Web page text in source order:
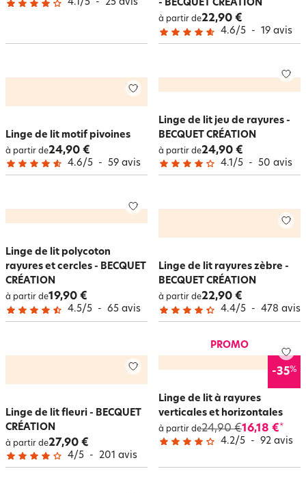
4.1/5 - 25 avis - BECQUET CRÉATION
à partir de22,90 €
4.6/5 - 19 avis
Linge de lit motif pivoines
à partir de24,90 €
4.6/5 - 59 avis
Linge de lit jeu de rayures -
BECQUET CRÉATION
à partir de24,90 €
4.1 /5 - 50 avis
Linge de lit polycoton
rayures et cercles - BECQUET
CRÉATION
à partir de19,90 €
4.5/5 - 65 avis
Linge de lit rayures zèbre -
BECQUET CRÉATION
à partir de22,90 €
4.4/5 - 478 avis
Linge de lit fleuri - BECQUET
CRÉATION
à partir de27,90 €
4/5 - 201 avis
PROMO
-35%
Linge de lit à rayures
verticales et horizontales
à partir de24,90 €16,18 €*
4.2/5 - 92 avis